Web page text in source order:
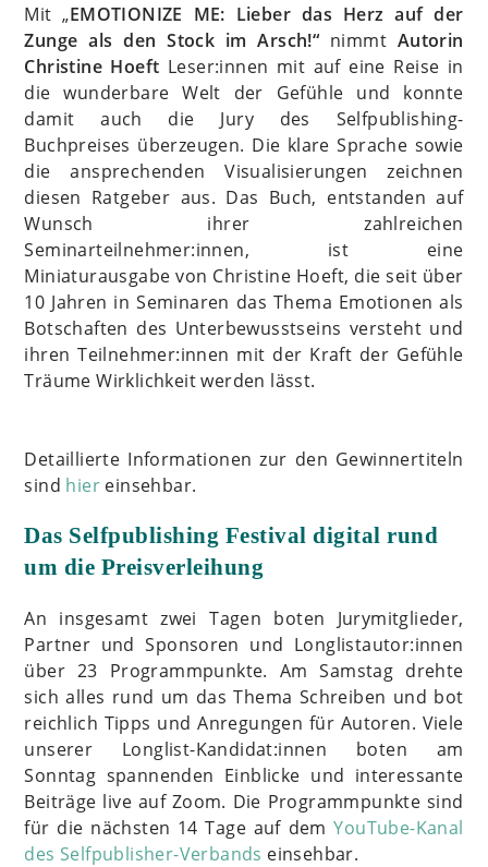
Mit „EMOTIONIZE ME: Lieber das Herz auf der
Zunge als den Stock im Arsch!“ nimmt Autorin
Christine Hoeft Leser:innen mit auf eine Reise in
die wunderbare Welt der Gefühle und konnte
damit auch die Jury des Selfpublishing-
Buchpreises überzeugen. Die klare Sprache sowie
die ansprechenden Visualisierungen zeichnen
diesen Ratgeber aus. Das Buch, entstanden auf
Wunsch ihrer zahlreichen
Seminarteilnehmer:innen, ist eine
Miniaturausgabe von Christine Hoeft, die seit über
10 Jahren in Seminaren das Thema Emotionen als
Botschaften des Unterbewusstseins versteht und
ihren Teilnehmer:innen mit der Kraft der Gefühle
Träume Wirklichkeit werden lässt.
Detaillierte Informationen zur den Gewinnertiteln
sind hier einsehbar.
Das Selfpublishing Festival digital rund
um die Preisverleihung
An insgesamt zwei Tagen boten Jurymitglieder,
Partner und Sponsoren und Longlistautor:innen
über 23 Programmpunkte. Am Samstag drehte
sich alles rund um das Thema Schreiben und bot
reichlich Tipps und Anregungen für Autoren. Viele
unserer Longlist-Kandidat:innen boten am
Sonntag spannenden Einblicke und interessante
Beiträge live auf Zoom. Die Programmpunkte sind
für die nächsten 14 Tage auf demYouTube-Kanal
des Selfpublisher-Verbands einsehbar.